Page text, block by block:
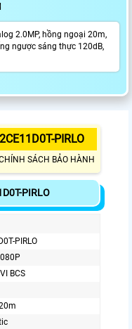
2.0MP, hồng ngoại 20m,
ngược sáng thực 120dB,
PIRLO
SÁCH BẢO HÀNH
PIRLO
PIRLO
BCS